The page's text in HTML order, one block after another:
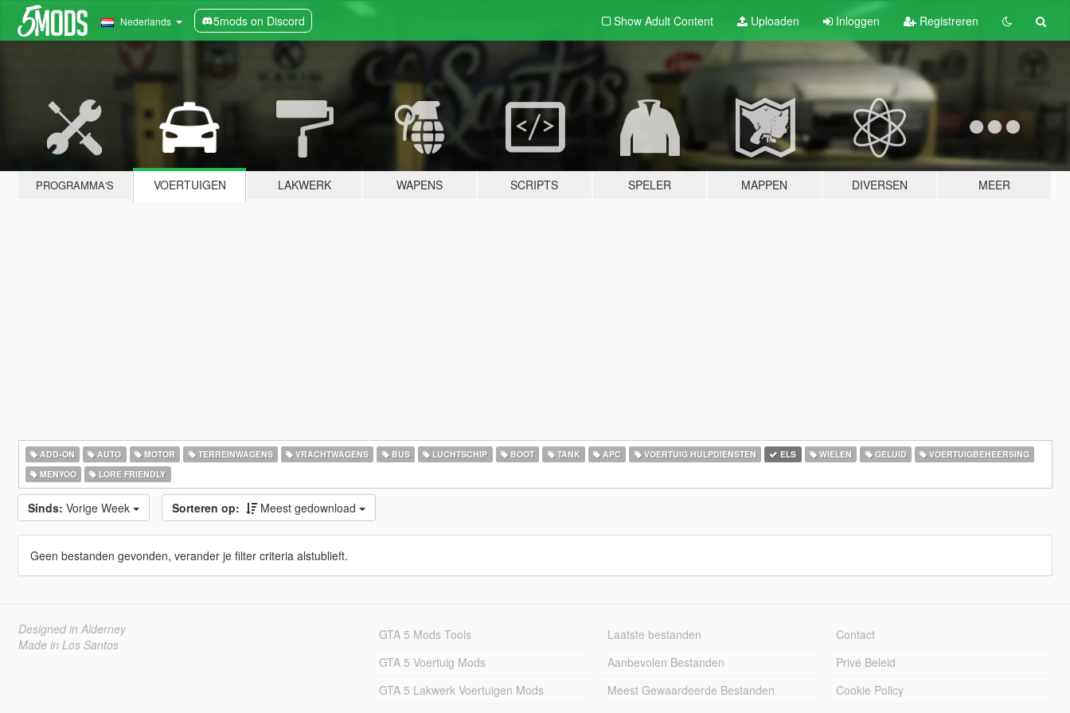
Nederlands 5mods on Discord Show Adult Content Uploaden Inloggen Registreren
PROGRAMMA'S VOERTUIGEN LAKWERK WAPENS SCRIPTS SPELER MAPPEN DIVERSEN MEER
ADD-ON AUTO MOTOR TERREINWAGENS VRACHTWAGENS BUS LUCHTSCHIP BOOT TANK APC VOERTUIG HULPDIENSTEN ELS WIELEN GELUID
VOERTUIGBEHEERSING
MENYOO
LORE FRIENDLY
Sinds: Vorige Week Sorteren op: Meest gedownload
Geen bestanden gevonden, verander je filter criteria alstublieft.
Designed in Alderney
Made in Los Santos
GTA 5 Mods Tools
GTA 5 Voertuig Mods
GTA 5 Lakwerk Voertuigen Mods
Laatste bestanden
Aanbevolen Bestanden
Meest Gewaardeerde Bestanden
Contact
Privé Beleid
Cookie Policy